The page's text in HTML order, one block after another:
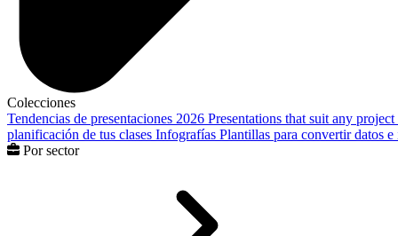
Colecciones
Tendencias de presentaciones 2026 Presentations that suit any project
planificación de tus clases Infografías Plantillas para convertir datos
Por sector